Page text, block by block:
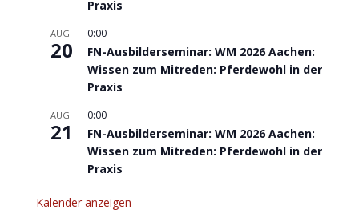
Praxis
AUG.
20
0:00
FN-Ausbilderseminar: WM 2026 Aachen:
Wissen zum Mitreden: Pferdewohl in der
Praxis
AUG.
21
0:00
FN-Ausbilderseminar: WM 2026 Aachen:
Wissen zum Mitreden: Pferdewohl in der
Praxis
Kalender anzeigen